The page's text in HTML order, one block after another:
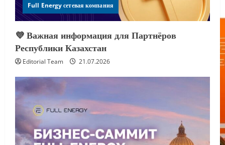
Full Energy сетевая компания
💜 Важная информация для Партнёров
Республики Казахстан
Editorial Team 21.07.2026